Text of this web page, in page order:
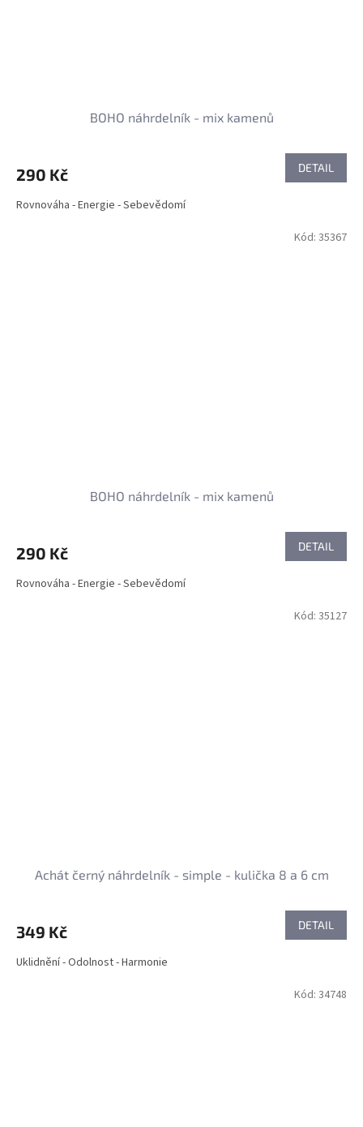
BOHO náhrdelník - mix kamenů
290 Kč DETAIL
Rovnováha - Energie - Sebevědomí
BOHO náhrdelník - mix kamenů
290 Kč DETAIL
Rovnováha - Energie - Sebevědomí
Kód: 35367
Achát černý náhrdelník - simple - kulička 8 a 6 cm
349 Kč DETAIL
Uklidnění - Odolnost - Harmonie
Kód: 35127
Kód: 34748